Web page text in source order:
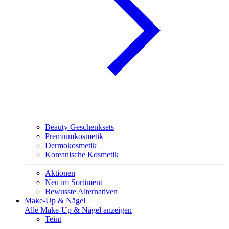
Beauty Geschenksets
Premiumkosmetik
Dermokosmetik
Koreanische Kosmetik
Aktionen
Neu im Sortiment
Bewusste Alternativen
Make-Up & Nägel
Alle Make-Up & Nägel anzeigen
Teint